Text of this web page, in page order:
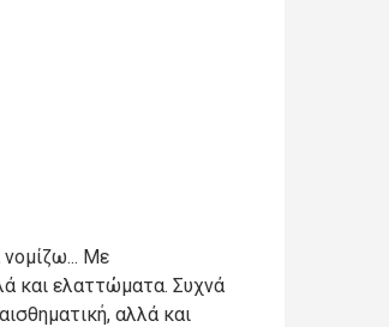
νομίζω... Με
και ελαττώματα. Συχνά
αλλά και